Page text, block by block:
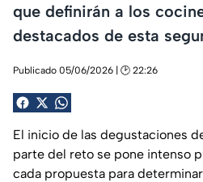
que definirán a los
destacados de esta
Publicado 05/06/2026 | 🕑 22:26
El inicio de las degustaciones
parte del reto se pone intenso
cada propuesta para